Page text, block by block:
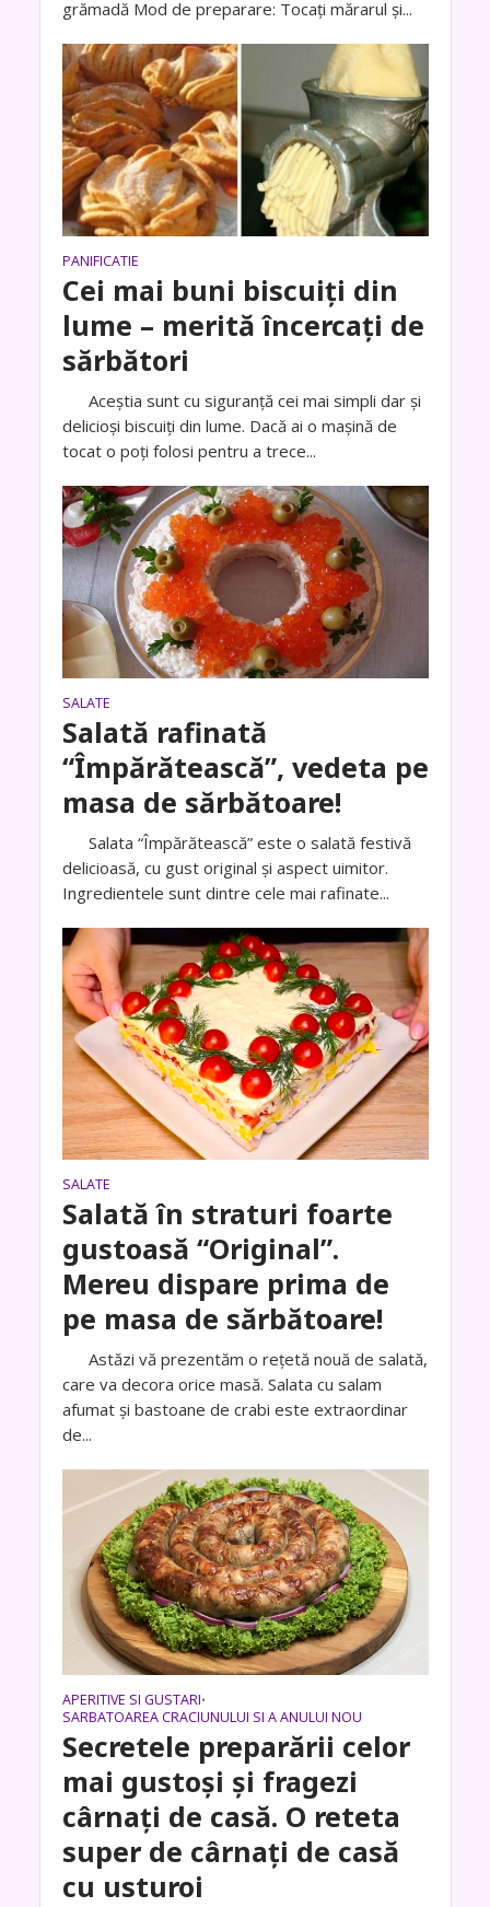
grămadă Mod de preparare: Tocați mărarul și...
PANIFICATIE
Cei mai buni biscuiți din
lume – merită încercați de
sărbători
Aceștia sunt cu siguranță cei mai simpli dar și
delicioși biscuiți din lume. Dacă ai o mașină de
tocat o poți folosi pentru a trece...
SALATE
Salată rafinată
“Împărătească”, vedeta pe
masa de sărbătoare!
Salata “Împărătească” este o salată festivă
delicioasă, cu gust original și aspect uimitor.
Ingredientele sunt dintre cele mai rafinate...
SALATE
Salată în straturi foarte
gustoasă “Original”.
Mereu dispare prima de
pe masa de sărbătoare!
Astăzi vă prezentăm o rețetă nouă de salată,
care va decora orice masă. Salata cu salam
afumat și bastoane de crabi este extraordinar
de...
APERITIVE SI GUSTARI•
SARBATOAREA CRACIUNULUI SI A ANULUI NOU
Secretele preparării celor
mai gustoși și fragezi
cârnați de casă. O reteta
super de cârnați de casă
cu usturoi